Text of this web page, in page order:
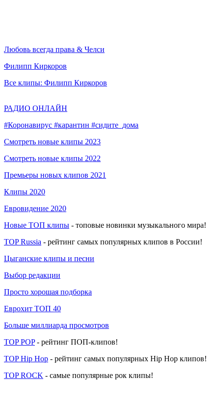
Любовь всегда права & Челси
Филипп Киркоров
Все клипы: Филипп Киркоров
РАДИО ОНЛАЙН
#Коронавирус #карантин #сидите_дома
Смотреть новые клипы 2023
Смотреть новые клипы 2022
Премьеры новых клипов 2021
Клипы 2020
Евровидение 2020
Новые ТОП клипы - топовые новинки музыкального мира!
TOP Russia - рейтинг самых популярных клипов в России!
Цыганские клипы и песни
Выбор редакции
Просто хорошая подборка
Еврохит ТОП 40
Больше миллиарда просмотров
TOP POP- рейтинг ПОП-клипов!
TOP Hip Hop - рейтинг самых популярных Hip Hop клипов!
TOP ROCK - самые популярные рок клипы!